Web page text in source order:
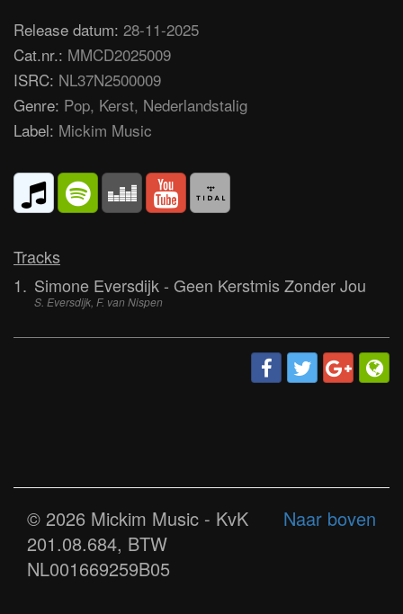
Release datum: 28-11-2025
Cat.nr.: MMCD2025009
ISRC: NL37N2500009
Genre: Pop, Kerst, Nederlandstalig
Label: Mickim Music
Tracks
1. Simone Eversdijk - Geen Kerstmis Zonder Jou
S. Eversdijk, F. van Nispen
Naar boven
© 2026 Mickim Music - KvK
201.08.684, BTW
NL001669259B05